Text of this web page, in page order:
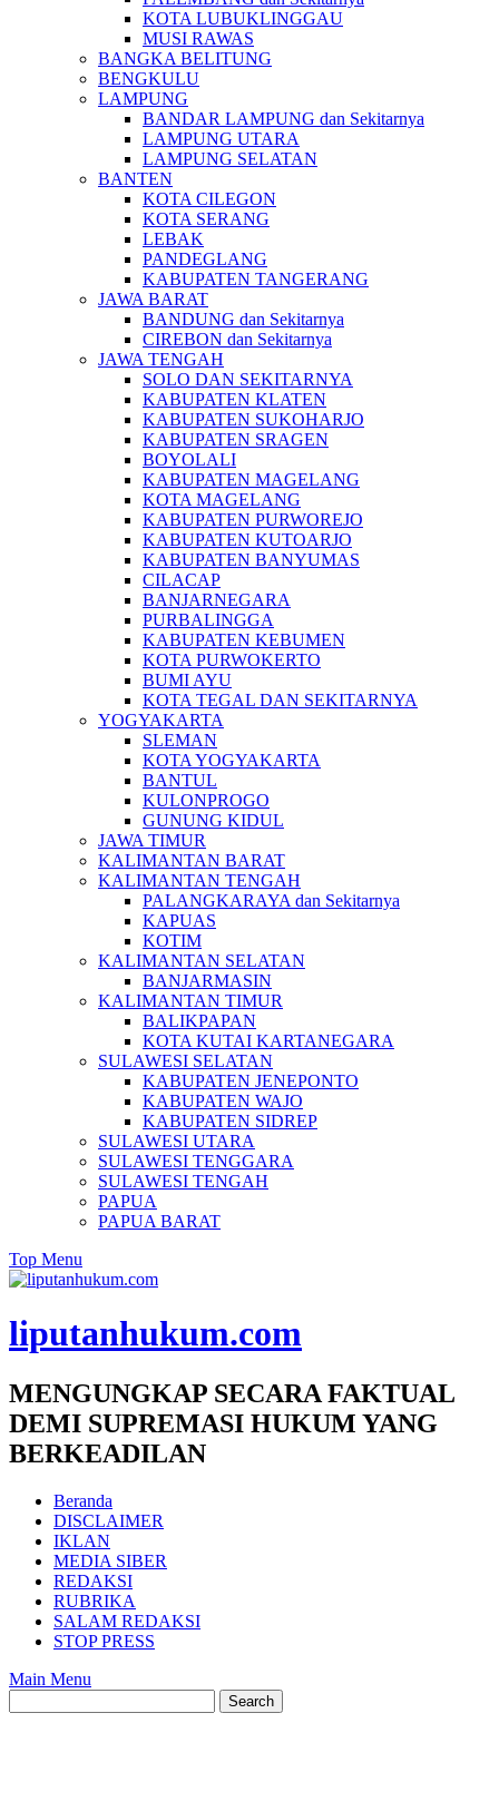
KOTA LUBUKLINGGAU
MUSI RAWAS
BANGKA BELITUNG
BENGKULU
LAMPUNG
BANDAR LAMPUNG dan Sekitarnya
LAMPUNG UTARA
LAMPUNG SELATAN
BANTEN
KOTA CILEGON
KOTA SERANG
LEBAK
PANDEGLANG
KABUPATEN TANGERANG
JAWA BARAT
BANDUNG dan Sekitarnya
CIREBON dan Sekitarnya
JAWA TENGAH
SOLO DAN SEKITARNYA
KABUPATEN KLATEN
KABUPATEN SUKOHARJO
KABUPATEN SRAGEN
BOYOLALI
KABUPATEN MAGELANG
KOTA MAGELANG
KABUPATEN PURWOREJO
KABUPATEN KUTOARJO
KABUPATEN BANYUMAS
CILACAP
BANJARNEGARA
PURBALINGGA
KABUPATEN KEBUMEN
KOTA PURWOKERTO
BUMI AYU
KOTA TEGAL DAN SEKITARNYA
YOGYAKARTA
SLEMAN
KOTA YOGYAKARTA
BANTUL
KULONPROGO
GUNUNG KIDUL
JAWA TIMUR
KALIMANTAN BARAT
KALIMANTAN TENGAH
PALANGKARAYA dan Sekitarnya
KAPUAS
KOTIM
KALIMANTAN SELATAN
BANJARMASIN
KALIMANTAN TIMUR
BALIKPAPAN
KOTA KUTAI KARTANEGARA
SULAWESI SELATAN
KABUPATEN JENEPONTO
KABUPATEN WAJO
KABUPATEN SIDREP
SULAWESI UTARA
SULAWESI TENGGARA
SULAWESI TENGAH
PAPUA
PAPUA BARAT
Top Menu
liputanhukum.com
MENGUNGKAP SECARA FAKTUAL
DEMI SUPREMASI HUKUM YANG
BERKEADILAN
Beranda
DISCLAIMER
IKLAN
MEDIA SIBER
REDAKSI
RUBRIKA
SALAM REDAKSI
STOP PRESS
Main Menu